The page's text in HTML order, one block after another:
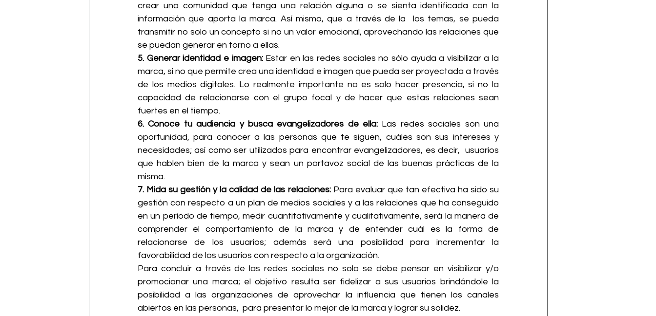
crear una comunidad que tenga una relación alguna o se sienta identificada con la
información que aporta la marca. Así mismo, que a través de la  los temas, se pueda
transmitir no solo un concepto si no un valor emocional, aprovechando las relaciones que
se puedan generar en torno a ellas.
5. Generar identidad e imagen: Estar en las redes sociales no sólo ayuda a visibilizar a la
marca, si no que permite crea una identidad e imagen que pueda ser proyectada a través
de los medios digitales. Lo realmente importante no es solo hacer presencia, si no la
capacidad de relacionarse con el grupo focal y de hacer que estas relaciones sean
fuertes en el tiempo.
6. Conoce tu audiencia y busca evangelizadores de ella: Las redes sociales son una
oportunidad, para conocer a las personas que te siguen, cuáles son sus intereses y
necesidades; así como ser utilizados para encontrar evangelizadores, es decir,  usuarios
que hablen bien de la marca y sean un portavoz social de las buenas prácticas de la
misma.
7. Mida su gestión y la calidad de las relaciones: Para evaluar que tan efectiva ha sido su
gestión con respecto a un plan de medios sociales y a las relaciones que ha conseguido
en un período de tiempo, medir cuantitativamente y cualitativamente, será la manera de
comprender el comportamiento de la marca y de entender cuál es la forma de
relacionarse de los usuarios; además será una posibilidad para incrementar la
favorabilidad de los usuarios con respecto a la organización.
Para concluir a través de las redes sociales no solo se debe pensar en visibilizar y/o
promocionar una marca; el objetivo resulta ser fidelizar a sus usuarios brindándole la
posibilidad a las organizaciones de aprovechar la influencia que tienen los canales
abiertos en las personas,  para presentar lo mejor de la marca y lograr su solidez.